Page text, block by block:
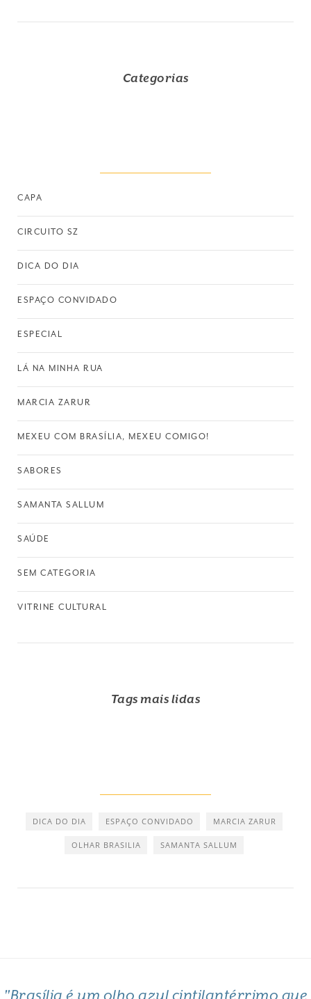
Categorias
CAPA
CIRCUITO SZ
DICA DO DIA
ESPAÇO CONVIDADO
ESPECIAL
LÁ NA MINHA RUA
MARCIA ZARUR
MEXEU COM BRASÍLIA, MEXEU COMIGO!
SABORES
SAMANTA SALLUM
SAÚDE
SEM CATEGORIA
VITRINE CULTURAL
Tags mais lidas
DICA DO DIA ESPAÇO CONVIDADO MARCIA ZARUR
OLHAR BRASILIA SAMANTA SALLUM
"Brasília é um olho azul cintilantérrimo que